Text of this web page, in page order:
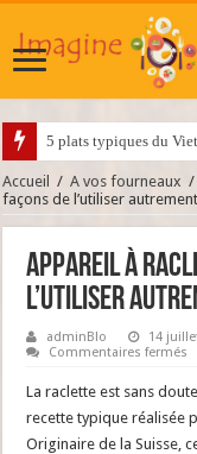
5 plats typiques du
Accueil / A vos fourneaux /
façons de l’utiliser autrement
Appareil à
l’utiliser
adminBlo 14
Commentaires fermés
:
La raclette est sans
recette typique réalisée
Originaire de la Suisse,